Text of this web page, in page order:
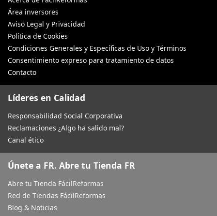
Área inversores
Aviso Legal y Privacidad
Política de Cookies
Condiciones Generales y Específicas de Uso y Términos
Consentimiento expreso para tratamiento de datos
Contacto
Líderes en Calidad
Responsabilidad Social Corporativa
Reclamaciones ¿Algo ha salido mal?
Canal ético
Únete a FR. Abre tu Tienda FR
Abre tu Tienda FácilReformas
Red de Tiendas FácilReformas
Blog & Noticias